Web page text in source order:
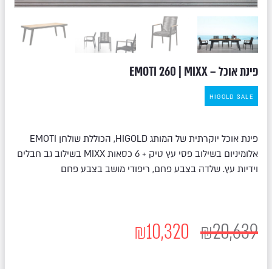
פינת אוכל – EMOTI 260 | MIXX
HIGOLD SALE
פינת אוכל יוקרתית של המותג HIGOLD, הכוללת שולחן EMOTI
אלומיניום בשילוב פסי עץ טיק + 6 כסאות MIXX בשילוב גב חבלים
וידיות עץ. שלדה בצבע פחם, ריפודי מושב בצבע פחם
₪20,639
₪10,320